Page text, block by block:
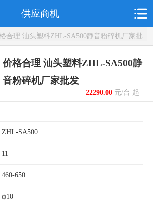
供应商机
合理 汕头塑料ZHL-SA500静音粉碎机厂家批
价格合理 汕头塑料ZHL-SA500静
音粉碎机厂家批发
22290.00元/台 起
ZHL-SA500
11
460-650
ф10